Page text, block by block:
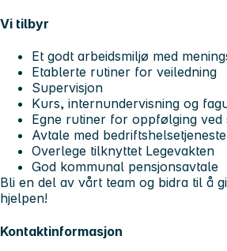
Vi tilbyr
Et godt arbeidsmiljø med
Etablerte rutiner for veiledning
Supervisjon
Kurs, internundervisning og
Egne rutiner for oppfølging
Avtale med
Overlege tilknyttet Legevakten
God kommunal pensjonsavtale
Bli en del av vårt team og bidra til å
hjelpen!
Kontaktinformasjon